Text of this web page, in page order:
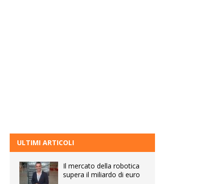
ULTIMI ARTICOLI
Il mercato della robotica
supera il miliardo di euro